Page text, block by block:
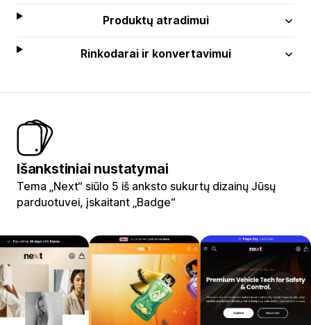
Produktų atradimui
Rinkodarai ir konvertavimui
Išankstiniai nustatymai
Tema „Next“ siūlo 5 iš anksto sukurtų dizainų Jūsų
parduotuvei, įskaitant „Badge“